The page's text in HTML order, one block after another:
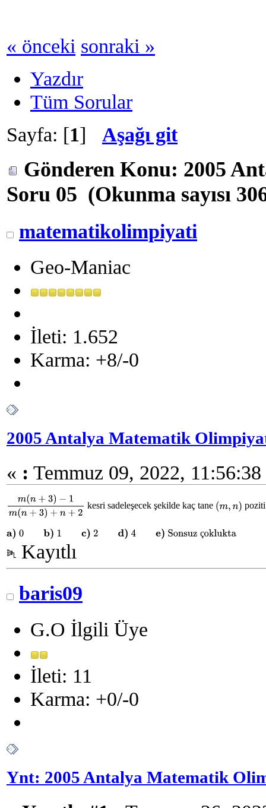
« önceki sonraki »
Yazdır
Tüm Sorular
Sayfa: [1] Aşağı git
Gönderen Konu: 2005
Soru 05 (Okunma sayısı
matematikolimpiyati
Geo-Maniac
İleti: 1.652
Karma: +8/-0
2005 Antalya Matematik
« : Temmuz 09, 2022, 11:56:38
m(n+3)−1m(n+3)+n+2
kesri sadeleşecek şekilde kaç tane (m,n)
ç
a) 0b) 2d) 4 Sonsuz çoklukta
Kayıtlı
baris09
G.O İlgili Üye
İleti: 11
Karma: +0/-0
Ynt: 2005 Antalya Matematik